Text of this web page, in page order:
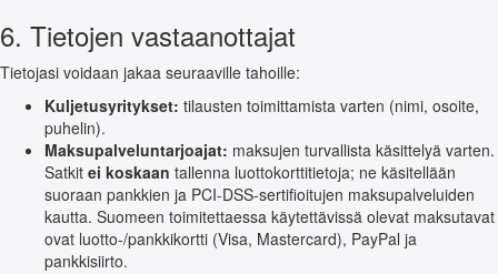
6. Tietojen vastaanottajat
Tietojasi voidaan jakaa seuraaville tahoille:
Kuljetusyritykset: tilausten toimittamista varten (nimi, osoite,
puhelin).
Maksupalveluntarjoajat: maksujen turvallista käsittelyä varten.
Satkit ei koskaan tallenna luottokorttitietoja; ne käsitellään
suoraan pankkien ja PCI-DSS-sertifioitujen maksupalveluiden
kautta. Suomeen toimitettaessa käytettävissä olevat maksutavat
ovat luotto-/pankkikortti (Visa, Mastercard), PayPal ja
pankkisiirto.